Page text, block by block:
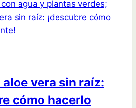
aloe vera sin raíz:
cómo hacerlo